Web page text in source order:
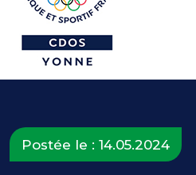
Postée le : 14.05.2024